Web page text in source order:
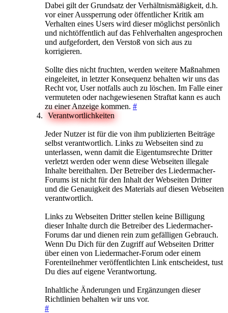
Dabei gilt der Grundsatz der Verhältnismäßigkeit, d.h.
vor einer Aussperrung oder öffentlicher Kritik am
Verhalten eines Users wird dieser möglichst persönlich
und nichtöffentlich auf das Fehlverhalten angesprochen
und aufgefordert, den Verstoß von sich aus zu
korrigieren.
Sollte dies nicht fruchten, werden weitere Maßnahmen
eingeleitet, in letzter Konsequenz behalten wir uns das
Recht vor, User notfalls auch zu löschen. Im Falle einer
vermuteten oder nachgewiesenen Straftat kann es auch
zu einer Anzeige kommen. #
Verantwortlichkeiten
Jeder Nutzer ist für die von ihm publizierten Beiträge
selbst verantwortlich. Links zu Webseiten sind zu
unterlassen, wenn damit die Eigentumsrechte Dritter
verletzt werden oder wenn diese Webseiten illegale
Inhalte bereithalten. Der Betreiber des Liedermacher-
Forums ist nicht für den Inhalt der Webseiten Dritter
und die Genauigkeit des Materials auf diesen Webseiten
verantwortlich.
Links zu Webseiten Dritter stellen keine Billigung
dieser Inhalte durch die Betreiber des Liedermacher-
Forums dar und dienen rein zum gefälligen Gebrauch.
Wenn Du Dich für den Zugriff auf Webseiten Dritter
über einen von Liedermacher-Forum oder einem
Forenteilnehmer veröffentlichten Link entscheidest, tust
Du dies auf eigene Verantwortung.
Inhaltliche Änderungen und Ergänzungen dieser
Richtlinien behalten wir uns vor.
#